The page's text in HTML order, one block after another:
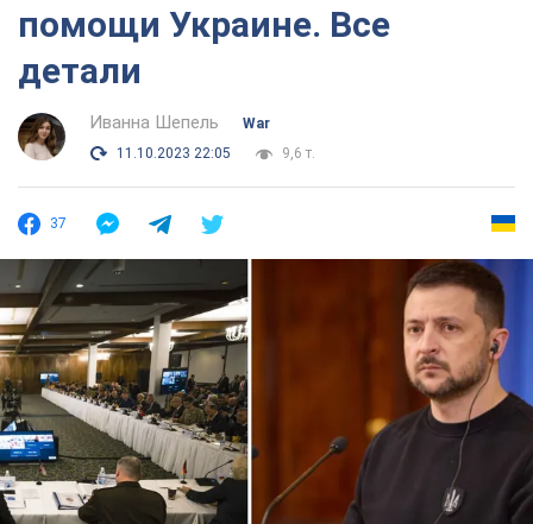
помощи Украине. Все
детали
Иванна Шепель
War
11.10.2023 22:05
9,6 т.
37